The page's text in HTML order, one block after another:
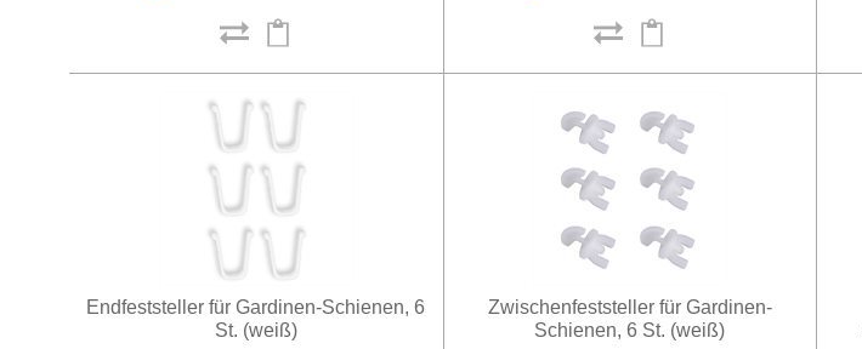
Endfeststeller für Gardinen-Schienen, 6
St. (weiß)
Zwischenfeststeller für Gardinen-
Schienen, 6 St. (weiß)